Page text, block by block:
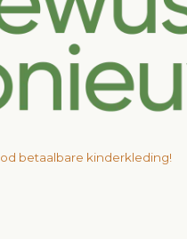
betaalbare kinderkleding!